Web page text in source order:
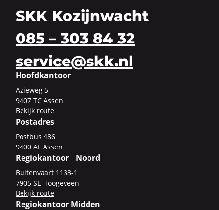
SKK Kozijnwacht
085 – 303 84 32
service@skk.nl
Hoofdkantoor
Azi­ë­weg 5
9407 TC Assen
Be­kijk route
Postadres
Post­bus 486
9400 AL Assen
Regiokantoor Noord
Bui­ten­vaart 1133-​1
7905 SE Hoo­ge­veen
Be­kijk route
Regiokantoor Midden